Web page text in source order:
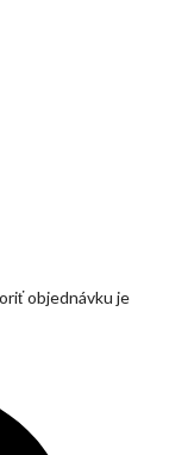
objednávku je